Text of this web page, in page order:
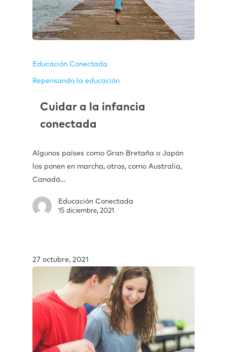
Educación Conectada
Repensando la educación
Cuidar a la infancia
conectada
Algunos países como Gran Bretaña o Japón
los ponen en marcha, otros, como Australia,
Canadá…
Educación Conectada
15 diciembre, 2021
27 octubre, 2021